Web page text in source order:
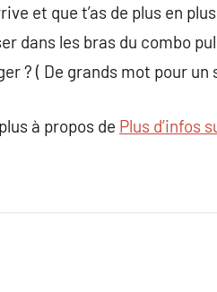
et que t’as de plus en
dans les bras du combo
? ( De grands mot pour
à propos de Plus d’infos